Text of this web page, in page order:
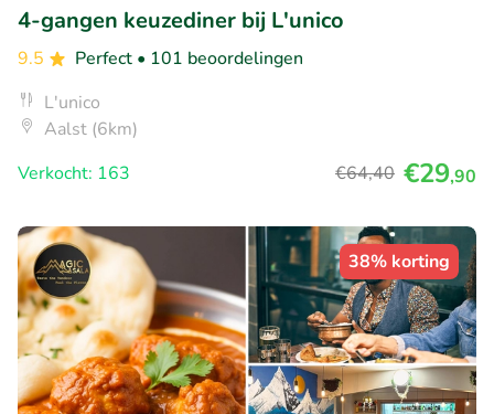
4-gangen keuzediner bij L'unico
9.5 Perfect • 101 beoordelingen
L'unico
Aalst (6km)
Verkocht: 163
€64,40 €29,90
38% korting